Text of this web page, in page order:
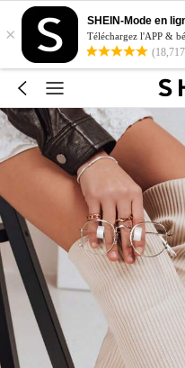
×
SHEIN-Mode en
Téléchargez l'APP &